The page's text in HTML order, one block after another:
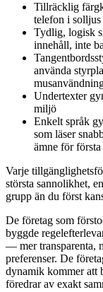
Tillräcklig
telefon i solljus
Tydlig, logisk
innehåll, inte
använda
Undertexter
miljö
Enkelt språk
som läser
ämne för första
Varje
största sannolikhet,
grupp än du först
De företag som
byggde
— mer transparenta,
preferenser. De
dynamik kommer att
föredrar av exakt